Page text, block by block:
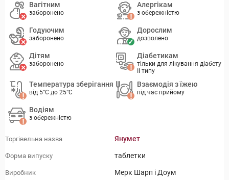
Вагітним
заборонено
Алергікам
з обережністю
Годуючим
заборонено
Дорослим
дозволено
Дітям
заборонено
Діабетикам
тільки для лікування діабету
II типу
Температура зберігання
від 5°C до 25°C
Взаємодія з їжею
під час прийому
Водіям
з обережністю
Торгівельна назва Янумет
Форма випуску таблетки
Виробник Мерк Шарп і Доум